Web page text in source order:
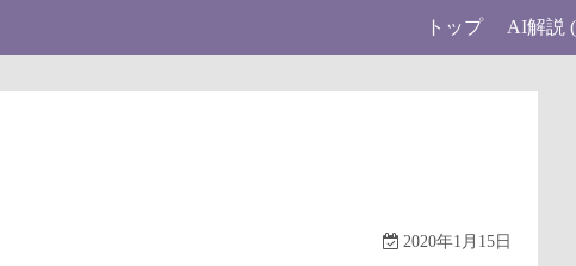
トップ AI解説
2020年1月15日